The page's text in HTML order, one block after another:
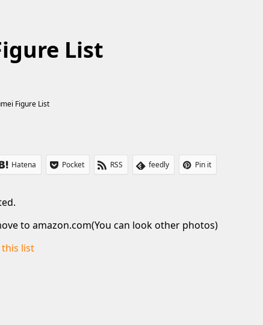
List
Figure List
Hatena Pocket RSS feedly Pin it
to amazon.com(You can look other photos)
list